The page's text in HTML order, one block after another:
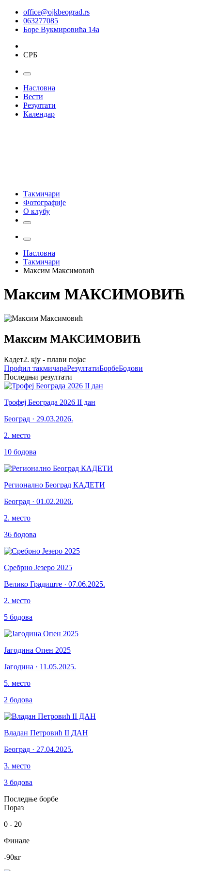
office@ojkbeograd.rs
063277085
Боре Вукмировића 14а
СРБ
Насловна
Вести
Резултати
Календар
Такмичари
Фотографије
О клубу
Насловна
Такмичари
Максим Максимовић
Максим МАКСИМОВИЋ
Максим МАКСИМОВИЋ
Кадет2. кју - плави појас
Профил такмичараРезултатиБорбеБодови
Последњи резултати
Трофеј Београда 2026 II дан
Београд · 29.03.2026.
2. место
10 бодова
Регионално Београд КАДЕТИ
Београд · 01.02.2026.
2. место
36 бодова
Сребрно Језеро 2025
Велико Градиште · 07.06.2025.
2. место
5 бодова
Јагодина Опен 2025
Јагодина · 11.05.2025.
5. место
2 бодова
Владан Петровић II ДАН
Београд · 27.04.2025.
3. место
3 бодова
Последње борбе
Пораз
0 - 20
Финале
-90кг